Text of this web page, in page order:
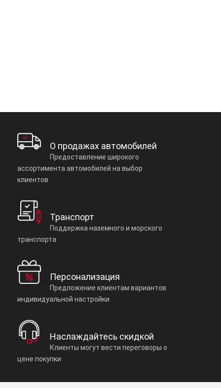
О продажах автомобилей
Предоставление широкого
ассортимента автомобилей на выбор
клиентов
Транспорт
Поддержка наземного и морского
транспорта
Персонализация
Предложение клиентам вариантов
индивидуальной настройки
Наслаждайтесь скидкой
Клиенты могут вести переговоры о
цене покупки